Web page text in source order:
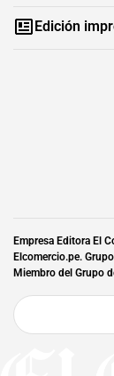
Edición
Empresa Editora El
Elcomercio.pe.
Miembro del Grupo